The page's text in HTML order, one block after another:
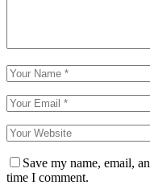
Save my name, email,
time I comment.